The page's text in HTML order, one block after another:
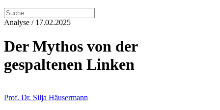
Analyse / 17.02.2025
Der Mythos von der
gespaltenen Linken
Prof. Dr. Silja Häusermann